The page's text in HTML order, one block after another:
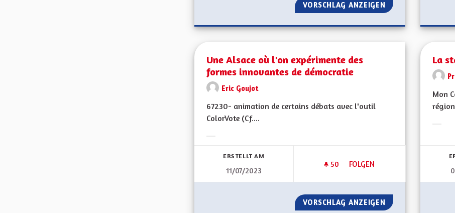
VORSCHLAG ANZEIGEN DÉVELOPPEMENT
Une Alsace où l'on expérimente des
formes innovantes de démocratie
Eric Goujot
67230- animation de certains débats avec l'outil
ColorVote (Cf....
ERSTELLT AM
11/07/2023
50 50 FOLLOWER
FOLGEN
UNE ALSACE OÙ L'ON
VORSCHLAG ANZEIGEN UNE ALSACE OÙ
La
Mon